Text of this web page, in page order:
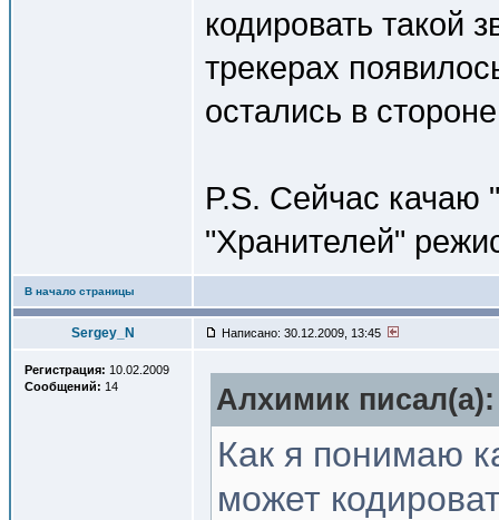
кодировать такой
трекерах
остались в
P.S. Сейчас качаю
"Хранителей"
В начало страницы
Sergey_N Написано: 30.12.2009, 13:45
Регистрация: 10.02.2009
Сообщений: 14 Алхимик писал(a):
Как я понимаю
может